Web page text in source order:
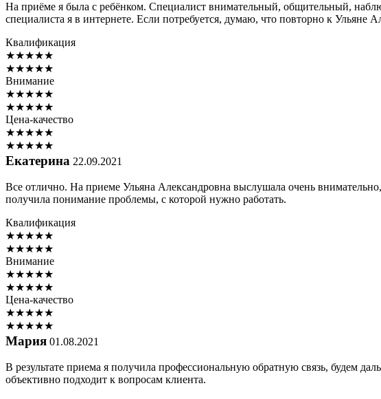
На приёме я была с ребёнком. Специалист внимательный, общительный,
специалиста я в интернете. Если потребуется, думаю, что повторно к Ульяне
Квалификация
★★★★★
★★★★★
Внимание
★★★★★
★★★★★
Цена-качество
★★★★★
★★★★★
Екатерина 22.09.2021
Все отлично. На приеме Ульяна Александровна выслушала очень
получила понимание проблемы, с которой нужно работать.
Квалификация
★★★★★
★★★★★
Внимание
★★★★★
★★★★★
Цена-качество
★★★★★
★★★★★
Мария 01.08.2021
В результате приема я получила профессиональную обратную связь, будем
объективно подходит к вопросам клиента.